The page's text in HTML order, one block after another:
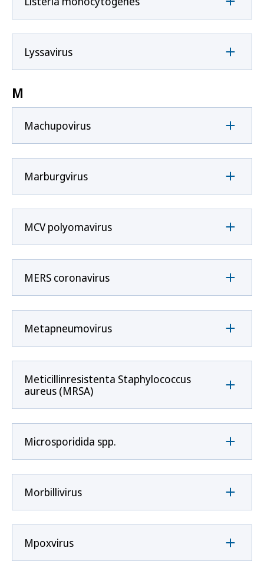
Lyssavirus
M
Machupovirus
Marburgvirus
MCV polyomavirus
MERS coronavirus
Metapneumovirus
Meticillinresistenta Staphylococcus
aureus (MRSA)
Microsporidida spp.
Morbillivirus
Mpoxvirus